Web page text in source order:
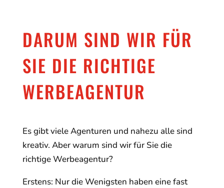
DARUM SIND WIR FÜR
SIE DIE RICHTIGE
WERBEAGENTUR
Es gibt viele Agenturen und nahezu alle sind
kreativ. Aber warum sind wir für Sie die
richtige Werbeagentur?
Erstens: Nur die Wenigsten haben eine fast